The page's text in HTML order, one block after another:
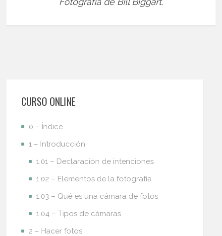
CURSO ONLINE
0 – Índice
1 – Introducción
1.01 – Declaración de intenciones
1.02 – Elementos de la fotografía
1.03 – Qué es una cámara de fotos
1.04 – Tipos de cámaras
2 – Hacer fotos